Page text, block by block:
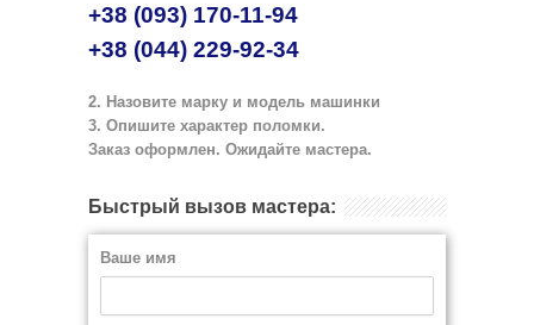
+38 (093) 170-11-94
+38 (044) 229-92-34
2. Назовите марку и модель машинки
3. Опишите характер поломки.
Заказ оформлен. Ожидайте мастера.
Быстрый вызов мастера:
Ваше имя